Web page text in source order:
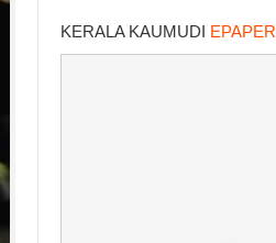
KERALA KAUMUDI EPAPER